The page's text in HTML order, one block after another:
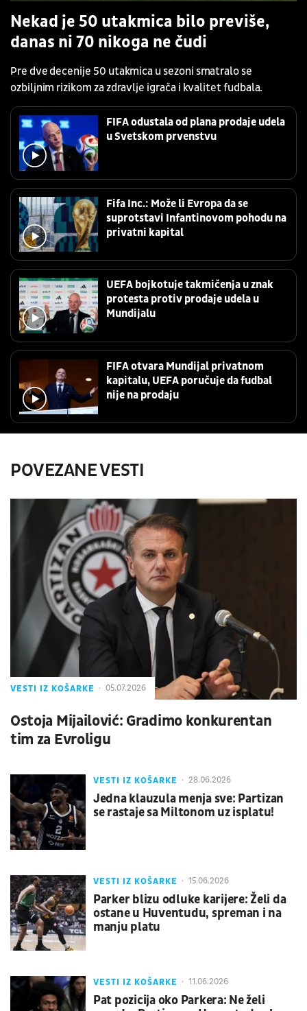
Nekad je 50 utakmica bilo previše,
danas ni 70 nikoga ne čudi
Pre dve decenije 50 utakmica u sezoni smatralo se
ozbiljnim rizikom za zdravlje igrača i kvalitet fudbala.
FIFA odustala od plana prodaje udela
u Svetskom prvenstvu
Fifa Inc.: Može li Evropa da se
suprotstavi Infantinovom pohodu na
privatni kapital
UEFA bojkotuje takmičenja u znak
protesta protiv prodaje udela u
Mundijalu
FIFA otvara Mundijal privatnom
kapitalu, UEFA poručuje da fudbal
nije na prodaju
POVEZANE VESTI
VESTI IZ KOŠARKE 05.07.2026
Ostoja Mijailović: Gradimo konkurentan
tim za Evroligu
VESTI IZ KOŠARKE 28.06.2026
Jedna klauzula menja sve: Partizan
se rastaje sa Miltonom uz isplatu!
VESTI IZ KOŠARKE 15.06.2026
Parker blizu odluke karijere: Želi da
ostane u Huventudu, spreman i na
manju platu
VESTI IZ KOŠARKE 11.06.2026
Pat pozicija oko Parkera: Ne želi